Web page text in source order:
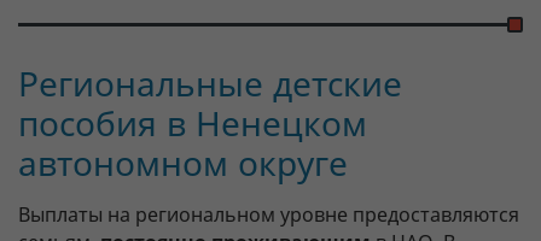
Региональные детские
пособия в Ненецком
автономном округе
Выплаты на региональном уровне предоставляются